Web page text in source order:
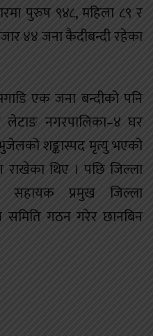
पुरुष ९४८, महिला ८९ र
४४ जना कैदीबन्दी रहेका
एक जना बन्दीको पनि
नगरपालिका–४ घर
शङ्कास्पद मृत्यु भएको
राखेका थिए । पछि जिल्ला
सहायक प्रमुख जिल्ला
समिति गठन गरेर छानबिन